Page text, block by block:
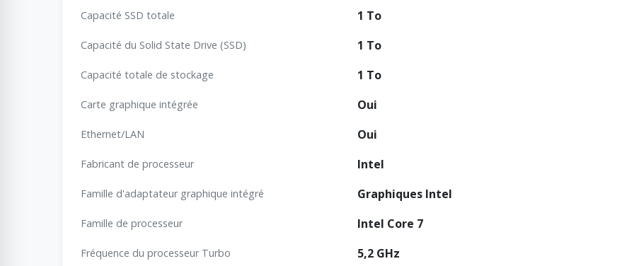
Capacité SSD totale 1 To
Capacité du Solid State Drive (SSD) 1 To
Capacité totale de stockage 1 To
Carte graphique intégrée Oui
Ethernet/LAN Oui
Fabricant de processeur Intel
Famille d'adaptateur graphique intégré Graphiques Intel
Famille de processeur Intel Core 7
Fréquence du processeur Turbo 5,2 GHz